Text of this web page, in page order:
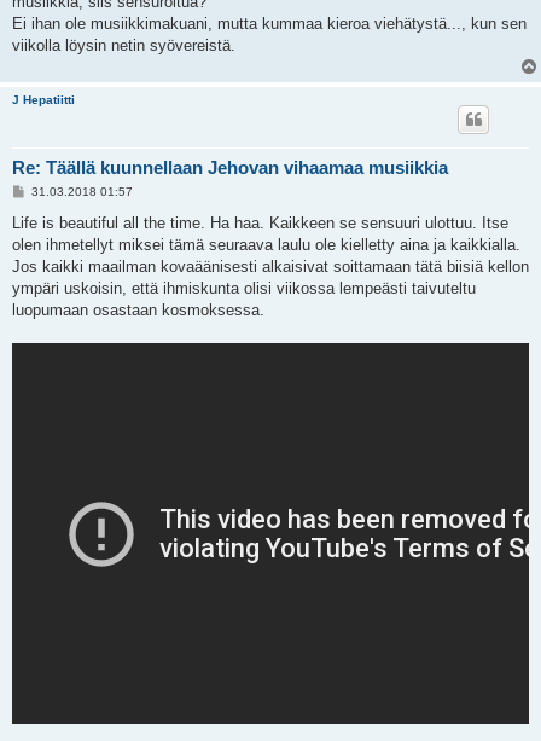
Ei ihan ole musiikkimakuani, mutta kummaa kieroa viehätystä..., kun sen
viikolla löysin netin syövereistä.
J Hepatiitti
Re: Täällä kuunnellaan Jehovan vihaamaa musiikkia
V
e
t
i
31.03.2018 01:57
Life is beautiful all the time. Ha haa. Kaikkeen se sensuuri ulottuu. Itse
olen ihmetellyt miksei tämä seuraava laulu ole kielletty aina ja kaikkialla.
Jos kaikki maailman kovaäänisesti alkaisivat soittamaan tätä biisiä kellon
ympäri uskoisin, että ihmiskunta olisi viikossa lempeästi taivuteltu
luopumaan osastaan kosmoksessa.